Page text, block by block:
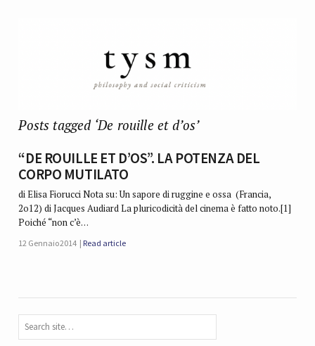
Posts tagged ‘De rouille et d’os’
“DE ROUILLE ET D’OS”. LA POTENZA DEL
CORPO MUTILATO
di Elisa Fiorucci Nota su: Un sapore di ruggine e ossa (Francia,
2o12) di Jacques Audiard La pluricodicità del cinema è fatto noto.[1]
Poiché “non c’è…
12 Gennaio 2014 Read article